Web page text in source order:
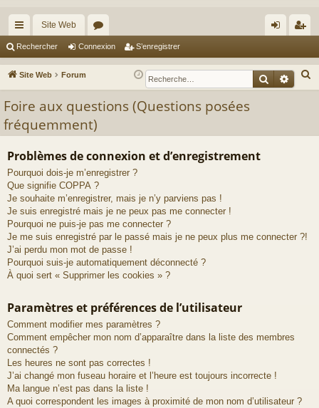
cc
ès
ra
pi
de
Site Web
or
u
m
s
ne
xi
nr
eg
Rechercher Connexion S’enregistrer
Site Web Forum
e
e
Foire aux questions (Questions posées
fréquemment)
Problèmes de connexion et d’enregistrement
Pourquoi dois-je m’enregistrer ?
Que signifie COPPA ?
Je souhaite m’enregistrer, mais je n’y parviens pas !
Je suis enregistré mais je ne peux pas me connecter !
Pourquoi ne puis-je pas me connecter ?
Je me suis enregistré par le passé mais je ne peux plus me connecter ?!
J’ai perdu mon mot de passe !
Pourquoi suis-je automatiquement déconnecté ?
À quoi sert « Supprimer les cookies » ?
Paramètres et préférences de l’utilisateur
Comment modifier mes paramètres ?
Comment empêcher mon nom d’apparaître dans la liste des membres
connectés ?
Les heures ne sont pas correctes !
J’ai changé mon fuseau horaire et l’heure est toujours incorrecte !
Ma langue n’est pas dans la liste !
A quoi correspondent les images à proximité de mon nom d’utilisateur ?